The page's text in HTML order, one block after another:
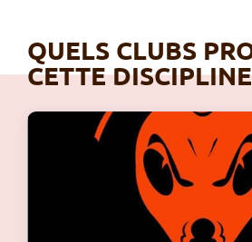
QUELS CLUBS
CETTE